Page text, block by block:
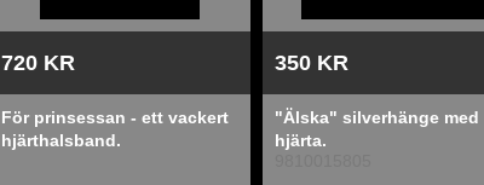
720 KR
För prinsessan - ett vackert
hjärthalsband.
350 KR
"Älska" silverhänge med
hjärta.